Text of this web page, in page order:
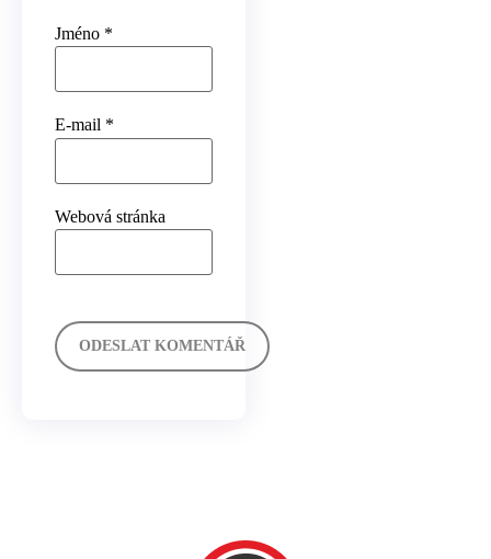
Jméno *
E-mail *
Webová stránka